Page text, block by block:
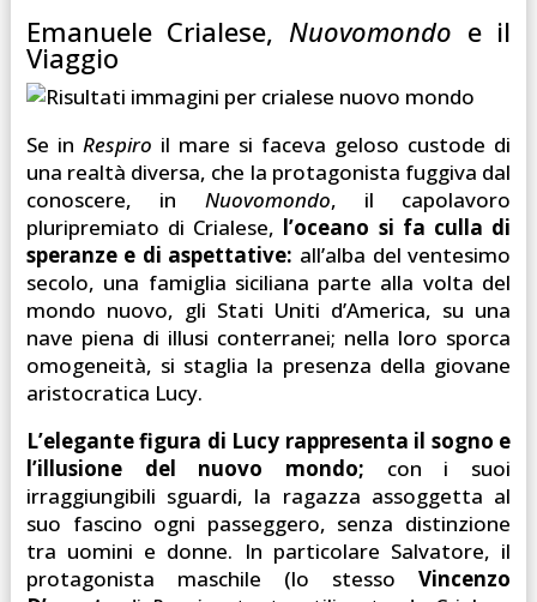
Emanuele Crialese, Nuovomondo e il
Viaggio
Se in Respiro il mare si faceva geloso custode di
una realtà diversa, che la protagonista fuggiva dal
conoscere, in Nuovomondo, il capolavoro
pluripremiato di Crialese, l’oceano si fa culla di
speranze e di aspettative: all’alba del ventesimo
secolo, una famiglia siciliana parte alla volta del
mondo nuovo, gli Stati Uniti d’America, su una
nave piena di illusi conterranei; nella loro sporca
omogeneità, si staglia la presenza della giovane
aristocratica Lucy.
L’elegante figura di Lucy rappresenta il sogno e
l’illusione del nuovo mondo; con i suoi
irraggiungibili sguardi, la ragazza assoggetta al
suo fascino ogni passeggero, senza distinzione
tra uomini e donne. In particolare Salvatore, il
protagonista maschile (lo stessoVincenzo